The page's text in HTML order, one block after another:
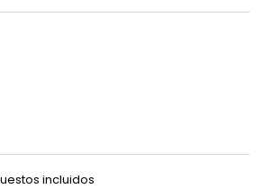
incluidos